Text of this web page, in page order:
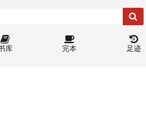
库 完本 足迹